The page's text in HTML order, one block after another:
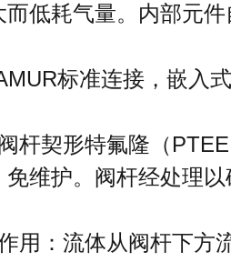
低耗气量。内部元
标准连接，嵌入
杆契形特氟隆（
维护。阀杆经处理
用：流体从阀杆下方